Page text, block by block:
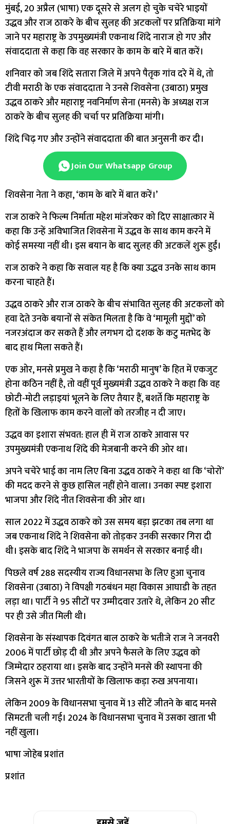
मुंबई, 20 अप्रैल (भाषा) एक दूसरे से अलग हो चुके चचेरे भाइयों
उद्धव और राज ठाकरे के बीच सुलह की अटकलों पर प्रतिक्रिया मांगे
जाने पर महाराष्ट्र के उपमुख्यमंत्री एकनाथ शिंदे नाराज हो गए और
संवाददाता से कहा कि वह सरकार के काम के बारे में बात करें।
शनिवार को जब शिंदे सतारा जिले में अपने पैतृक गांव दरे में थे, तो
टीवी मराठी के एक संवाददाता ने उनसे शिवसेना (उबाठा) प्रमुख
उद्धव ठाकरे और महाराष्ट्र नवनिर्माण सेना (मनसे) के अध्यक्ष राज
ठाकरे के बीच सुलह की चर्चा पर प्रतिक्रिया मांगी।
शिंदे चिढ़ गए और उन्होंने संवाददाता की बात अनुसनी कर दी।
Join Our Whatsapp Group
शिवसेना नेता ने कहा, ‘काम के बारे में बात करें।’
राज ठाकरे ने फिल्म निर्माता महेश मांजरेकर को दिए साक्षात्कार में
कहा कि उन्हें अविभाजित शिवसेना में उद्धव के साथ काम करने में
कोई समस्या नहीं थी। इस बयान के बाद सुलह की अटकलें शुरू हुईं।
राज ठाकरे ने कहा कि सवाल यह है कि क्या उद्धव उनके साथ काम
करना चाहते हैं।
उद्धव ठाकरे और राज ठाकरे के बीच संभावित सुलह की अटकलों को
हवा देते उनके बयानों से संकेत मिलता है कि वे ‘मामूली मुद्दों’ को
नजरअंदाज कर सकते हैं और लगभग दो दशक के कटु मतभेद के
बाद हाथ मिला सकते हैं।
एक ओर, मनसे प्रमुख ने कहा है कि ‘मराठी मानुष’ के हित में एकजुट
होना कठिन नहीं है, तो वहीं पूर्व मुख्यमंत्री उद्धव ठाकरे ने कहा कि वह
छोटी-मोटी लड़ाइयां भूलने के लिए तैयार हैं, बशर्ते कि महाराष्ट्र के
हितों के खिलाफ काम करने वालों को तरजीह न दी जाए।
उद्धव का इशारा संभवत: हाल ही में राज ठाकरे आवास पर
उपमुख्यमंत्री एकनाथ शिंदे की मेजबानी करने की ओर था।
अपने चचेरे भाई का नाम लिए बिना उद्धव ठाकरे ने कहा था कि ‘चोरों’
की मदद करने से कुछ हासिल नहीं होने वाला। उनका स्पष्ट इशारा
भाजपा और शिंदे नीत शिवसेना की ओर था।
साल 2022 में उद्धव ठाकरे को उस समय बड़ा झटका तब लगा था
जब एकनाथ शिंदे ने शिवसेना को तोड़कर उनकी सरकार गिरा दी
थी। इसके बाद शिंदे ने भाजपा के समर्थन से सरकार बनाई थी।
पिछले वर्ष 288 सदस्यीय राज्य विधानसभा के लिए हुआ चुनाव
शिवसेना (उबाठा) ने विपक्षी गठबंधन महा विकास आघाडी के तहत
लड़ा था। पार्टी ने 95 सीटों पर उम्मीदवार उतारे थे, लेकिन 20 सीट
पर ही उसे जीत मिली थी।
शिवसेना के संस्थापक दिवंगत बाल ठाकरे के भतीजे राज ने जनवरी
2006 में पार्टी छोड़ दी थी और अपने फैसले के लिए उद्धव को
जिम्मेदार ठहराया था। इसके बाद उन्होंने मनसे की स्थापना की
जिसने शुरू में उत्तर भारतीयों के खिलाफ कड़ा रुख अपनाया।
लेकिन 2009 के विधानसभा चुनाव में 13 सीटें जीतने के बाद मनसे
सिमटती चली गई। 2024 के विधानसभा चुनाव में उसका खाता भी
नहीं खुला।
भाषा जोहेब प्रशांत
प्रशांत